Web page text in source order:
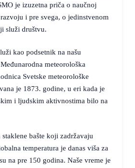
je izuzetna priča o naučnoj
i pre svega, o jedinstvenom
služi društvu.
kao podsetnik na našu
meteorološka
Svetske meteorološke
je 1873. godine, u eri kada je
i ljudskim aktivnostima bilo na
bašte koji zadržavaju
temperatura je danas viša za
na pre 150 godina. Naše vreme je